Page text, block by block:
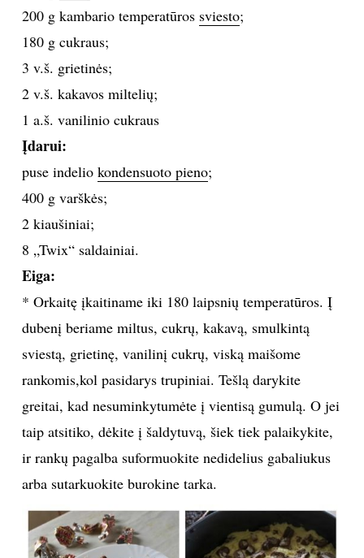
KINAS
MUZIKA
TEATRAS
FOTOGRAFIJA
MENAS
ORAI
ISTORIJA
KNYGOS
INTERJERAS
NAMAI
200 g kambario temperatūros sviesto;
180 g cukraus;
3 v.š. grietinės;
2 v.š. kakavos miltelių;
1 a.š. vanilinio cukraus
Įdarui:
puse indelio kondensuoto pieno;
400 g varškės;
2 kiaušiniai;
8 „Twix“ saldainiai.
Eiga:
* Orkaitę įkaitiname iki 180 laipsnių temperatūros. Į
dubenį beriame miltus, cukrų, kakavą, smulkintą
sviestą, grietinę, vanilinį cukrų, viską maišome
rankomis,kol pasidarys trupiniai. Tešlą darykite
greitai, kad nesuminkytumėte į vientisą gumulą. O jei
taip atsitiko, dėkite į šaldytuvą, šiek tiek palaikykite,
ir rankų pagalba suformuokite nedidelius gabaliukus
arba sutarkuokite burokine tarka.